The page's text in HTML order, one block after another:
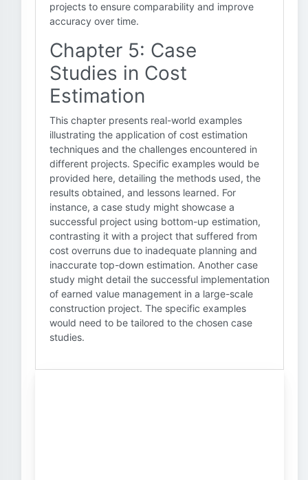
projects to ensure comparability and improve
accuracy over time.
Chapter 5: Case
Studies in Cost
Estimation
This chapter presents real-world examples
illustrating the application of cost estimation
techniques and the challenges encountered in
different projects. Specific examples would be
provided here, detailing the methods used, the
results obtained, and lessons learned. For
instance, a case study might showcase a
successful project using bottom-up estimation,
contrasting it with a project that suffered from
cost overruns due to inadequate planning and
inaccurate top-down estimation. Another case
study might detail the successful implementation
of earned value management in a large-scale
construction project. The specific examples
would need to be tailored to the chosen case
studies.